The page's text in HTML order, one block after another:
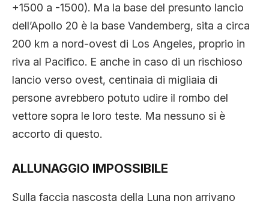
+1500 a -1500). Ma la base del presunto lancio
dell’Apollo 20 è la base Vandemberg, sita a circa
200 km a nord-ovest di Los Angeles, proprio in
riva al Pacifico. E anche in caso di un rischioso
lancio verso ovest, centinaia di migliaia di
persone avrebbero potuto udire il rombo del
vettore sopra le loro teste. Ma nessuno si è
accorto di questo.
ALLUNAGGIO IMPOSSIBILE
Sulla faccia nascosta della Luna non arrivano